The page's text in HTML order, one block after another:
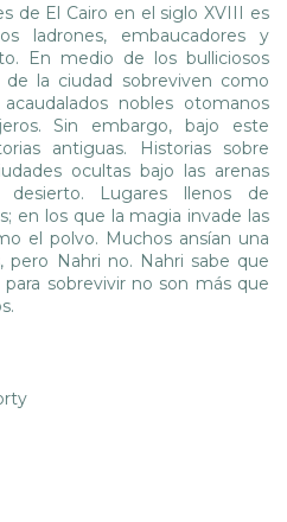
de El Cairo en el siglo XVIII es
ladrones, embaucadores y
En medio de los bulliciosos
de la ciudad sobreviven como
nobles otomanos
Sin embargo, bajo este
antiguas. Historias sobre
ocultas bajo las arenas
Lugares llenos de
en los que la magia invade las
el polvo. Muchos ansían una
pero Nahri no. Nahri sabe que
sobrevivir no son más que